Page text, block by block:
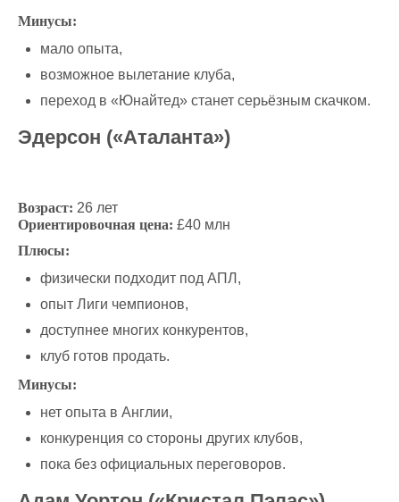
Минусы:
мало опыта,
возможное вылетание клуба,
переход в «Юнайтед» станет серьёзным скачком.
Эдерсон («Аталанта»)
Возраст: 26 лет
Ориентировочная цена: £40 млн
Плюсы:
физически подходит под АПЛ,
опыт Лиги чемпионов,
доступнее многих конкурентов,
клуб готов продать.
Минусы:
нет опыта в Англии,
конкуренция со стороны других клубов,
пока без официальных переговоров.